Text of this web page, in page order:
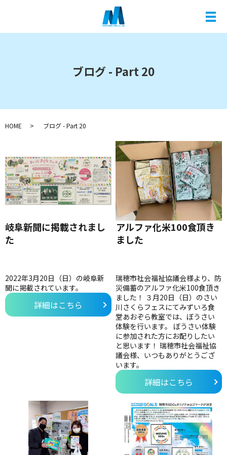
メ
ブログ - Part 20
HOME ブログ - Part 20
岐阜新聞に掲載されまし
た
2022年3月20日（日）の岐阜新
聞に掲載されています。
詳細はこちら
アルファ化米100食頂き
ました
瑞穂市社会福祉協議会様より、防
災備蓄のアルファ化米100食頂き
ました！ ３月20日（日）のさい
川さくらフェスにてみずいろ食
堂あおぞら教室では、ぼうさい
体験を行います。 ぼうさい体験
に参加された方にお配りしたい
と思います！ 瑞穂市社会福祉協
議会様、いつもありがとうござ
います。
詳細はこちら